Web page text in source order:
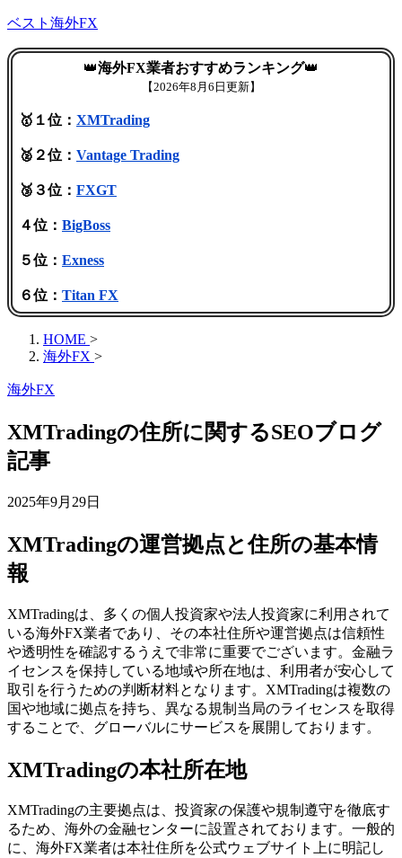
ベスト海外FX
👑海外FX業者おすすめランキング👑
【2026年8月6日更新】
🥇１位： XMTrading
🥈２位： Vantage Trading
🥉３位： FXGT
４位： BigBoss
５位： Exness
６位： Titan FX
HOME >
海外FX >
海外FX
XMTradingの住所に関するSEOブログ
記事
2025年9月29日
XMTradingの運営拠点と住所の基本情
報
XMTradingは、多くの個人投資家や法人投資家に利用されて
いる海外FX業者であり、その本社住所や運営拠点は信頼性
や透明性を確認するうえで非常に重要でございます。金融ラ
イセンスを保持している地域や所在地は、利用者が安心して
取引を行うための判断材料となります。XMTradingは複数の
国や地域に拠点を持ち、異なる規制当局のライセンスを取得
することで、グローバルにサービスを展開しております。
XMTradingの本社所在地
XMTradingの主要拠点は、投資家の保護や規制遵守を徹底す
るため、海外の金融センターに設置されております。一般的
に、海外FX業者は本社住所を公式ウェブサイト上に明記し